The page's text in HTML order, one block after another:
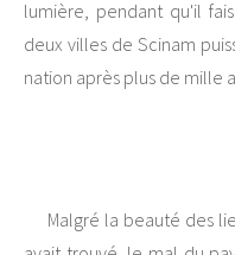
lumière, pendant qu'il
deux villes de Scinam
nation après plus de mille
Malgré la beauté des